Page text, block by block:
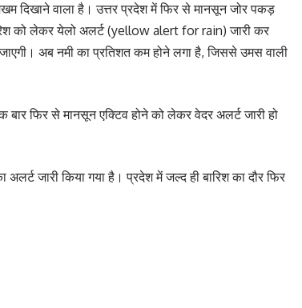
दिखाने वाला है। उत्तर प्रदेश में फिर से मानसून जोर पकड़
को लेकर येलो अलर्ट (yellow alert for rain) जारी कर
अब नमी का प्रतिशत कम होने लगा है, जिससे उमस वाली
फिर से मानसून एक्टिव होने को लेकर वेदर अलर्ट जारी हो
जारी किया गया है। प्रदेश में जल्द ही बारिश का दौर फिर